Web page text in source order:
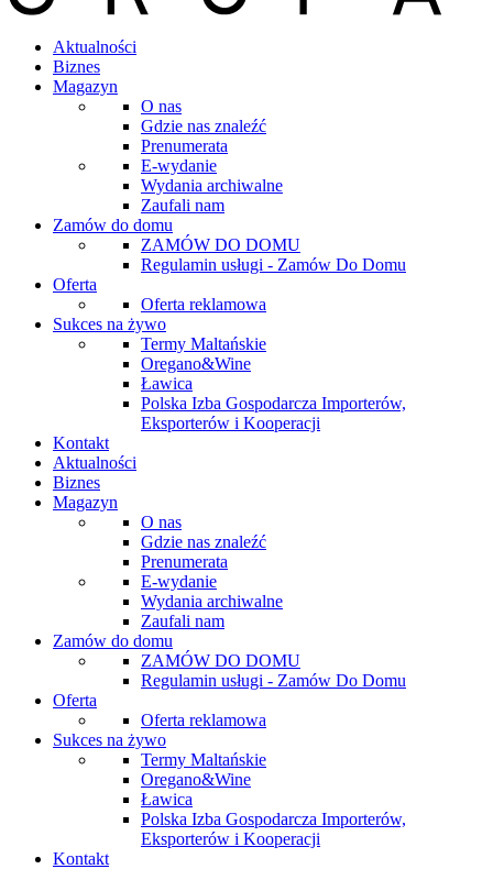
Aktualności
Biznes
Magazyn
O nas
Gdzie nas znaleźć
Prenumerata
E-wydanie
Wydania archiwalne
Zaufali nam
Zamów do domu
ZAMÓW DO DOMU
Regulamin usługi - Zamów Do Domu
Oferta
Oferta reklamowa
Sukces na żywo
Termy Maltańskie
Oregano&Wine
Ławica
Polska Izba Gospodarcza Importerów,
Eksporterów i Kooperacji
Kontakt
Aktualności
Biznes
Magazyn
O nas
Gdzie nas znaleźć
Prenumerata
E-wydanie
Wydania archiwalne
Zaufali nam
Zamów do domu
ZAMÓW DO DOMU
Regulamin usługi - Zamów Do Domu
Oferta
Oferta reklamowa
Sukces na żywo
Termy Maltańskie
Oregano&Wine
Ławica
Polska Izba Gospodarcza Importerów,
Eksporterów i Kooperacji
Kontakt